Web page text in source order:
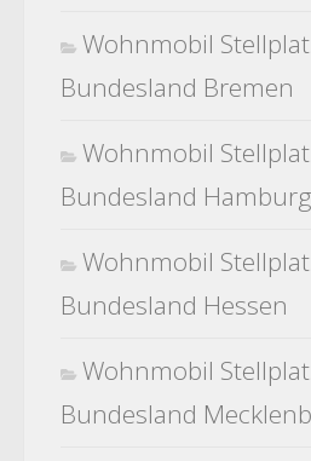
Wohnmobil
Bundesland Bremen
Wohnmobil
Bundesland Hamburg
Wohnmobil
Bundesland Hessen
Wohnmobil
Bundesland